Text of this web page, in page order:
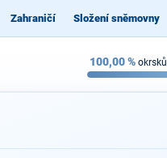
Zahraničí Složení sněmovny
100,00%